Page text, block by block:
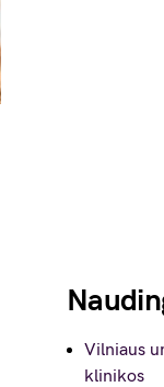
Vilniaus
klinikos